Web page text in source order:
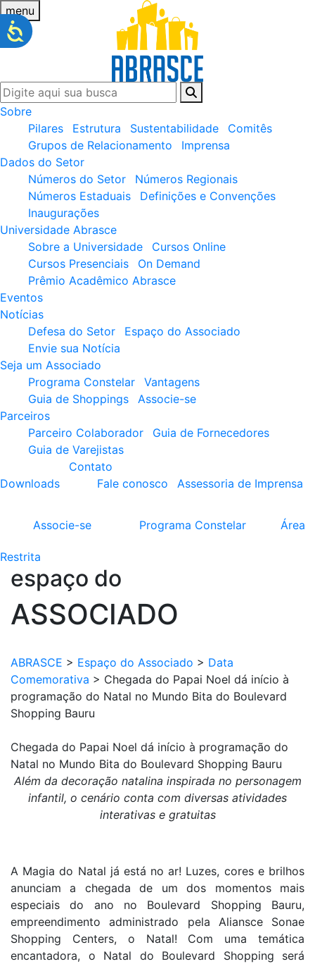
menu
Sobre
Pilares
Estrutura Sustentabilidade
Comitês
Grupos de Relacionamento
Imprensa
Dados do Setor
Números do Setor
Números Regionais
Números Estaduais
Definições e Convenções
Inaugurações
Universidade Abrasce
Sobre a Universidade
Cursos Online
Cursos Presenciais
On Demand
Prêmio Acadêmico Abrasce
Eventos
Notícias
Defesa do Setor
Espaço do Associado
Envie sua Notícia
Seja um Associado
Programa Constelar
Vantagens
Guia de Shoppings
Associe-se
Parceiros
Parceiro Colaborador
Guia de Fornecedores
Guia de Varejistas
Downloads
Contato
Fale conosco
Assessoria de Imprensa
Associe-se Programa Constelar Área
Restrita
espaço do
ASSOCIADO
ABRASCE > Espaço do Associado > Data
Comemorativa > Chegada do Papai Noel dá início à
programação do Natal no Mundo Bita do Boulevard
Shopping Bauru
Chegada do Papai Noel dá início à programação do
Natal no Mundo Bita do Boulevard Shopping Bauru
Além da decoração natalina inspirada no personagem
infantil, o cenário conta com diversas atividades
interativas e gratuitas
A Magia do Natal já está no ar! Luzes, cores e brilhos
anunciam a chegada de um dos momentos mais
especiais do ano no Boulevard Shopping Bauru,
empreendimento administrado pela Aliansce Sonae
Shopping Centers, o Natal! Com uma temática
encantadora, o Natal do Boulevard Shopping será